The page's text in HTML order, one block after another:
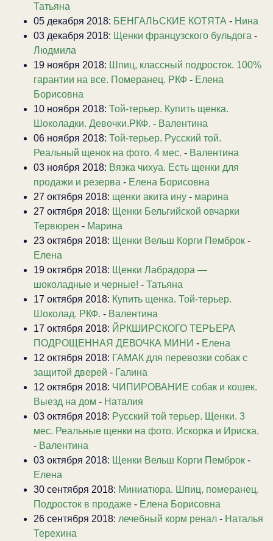
Татьяна
05 декабря 2018: БЕНГАЛЬСКИЕ КОТЯТА - Нина
03 декабря 2018: Щенки французского бульдога -
Людмила
19 ноября 2018: Шпиц, классный подросток. 100%
гарантии на все. Померанец. РКФ - Елена
Борисовна
10 ноября 2018: Той-терьер. Купить щенка.
Шоколадки. Девочки.РКФ. - Валентина
06 ноября 2018: Той-терьер. Русский той.
Реальный щенок на фото. 4 мес. - Валентина
03 ноября 2018: Вязка чихуа. Есть щенки для
продажи и резерва - Елена Борисовна
27 октября 2018: щенки акита ину - марина
27 октября 2018: Щенки Бельгийской овчарки
Тервюрен - Марина
23 октября 2018: Щенки Вельш Корги Пемброк -
Елена
19 октября 2018: Щенки Лабрадора —
шоколадные и черные! - Татьяна
17 октября 2018: Купить щенка. Той-терьер.
Шоколад. РКФ. - Валентина
17 октября 2018: ЙРКШИРСКОГО ТЕРЬЕРА
ПОДРОЩЕННАЯ ДЕВОЧКА МИНИ - Елена
12 октября 2018: ГАМАК для перевозки собак с
защитой дверей - Галина
12 октября 2018: ЧИПИРОВАНИЕ собак и кошек.
Выезд на дом - Наталия
03 октября 2018: Русский той терьер. Щенки. 3
мес. Реальные щенки на фото. Искорка и Ириска.
- Валентина
03 октября 2018: Щенки Вельш Корги Пемброк -
Елена
30 сентября 2018: Миниатюра. Шпиц, померанец.
Подросток в продаже - Елена Борисовна
26 сентября 2018: лечебный корм ренал - Наталья
Терехина